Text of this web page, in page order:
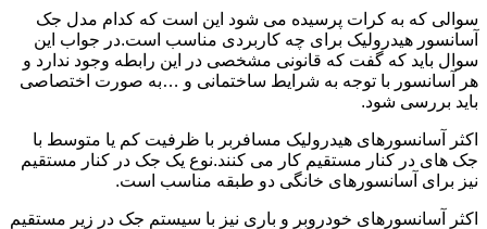
سوالی که به کرات پرسیده می شود این است که کدام مدل جک
آسانسور هیدرولیک برای چه کاربردی مناسب است.در جواب این
سوال باید که گفت که قانونی مشخصی در این رابطه وجود ندارد و
هر آسانسور با توجه به شرایط ساختمانی و …به صورت اختصاصی
باید بررسی شود.
اکثر آسانسورهای هیدرولیک مسافربر با ظرفیت کم یا متوسط با
جک های در کنار مستقیم کار می کنند.نوع یک جک در کنار مستقیم
نیز برای آسانسورهای خانگی دو طبقه مناسب است.
اکثر آسانسورهای خودروبر و باری نیز با سیستم جک در زیر مستقیم